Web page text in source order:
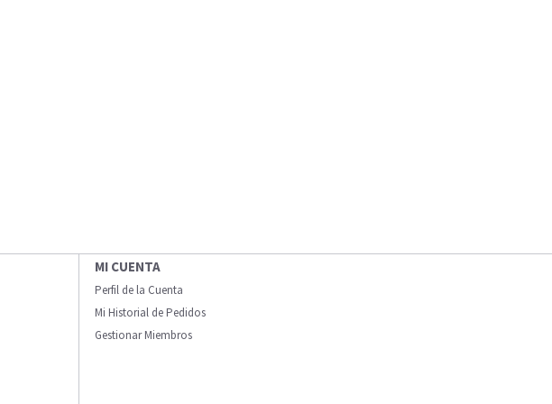
MI CUENTA
Perfil de la Cuenta
Mi Historial de Pedidos
Gestionar Miembros